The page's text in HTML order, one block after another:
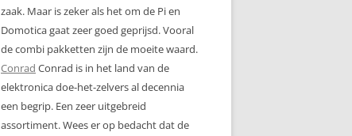
zaak. Maar is zeker als het om de Pi en
Domotica gaat zeer goed geprijsd. Vooral
de combi pakketten zijn de moeite waard.
Conrad Conrad is in het land van de
elektronica doe-het-zelvers al decennia
een begrip. Een zeer uitgebreid
assortiment. Wees er op bedacht dat de